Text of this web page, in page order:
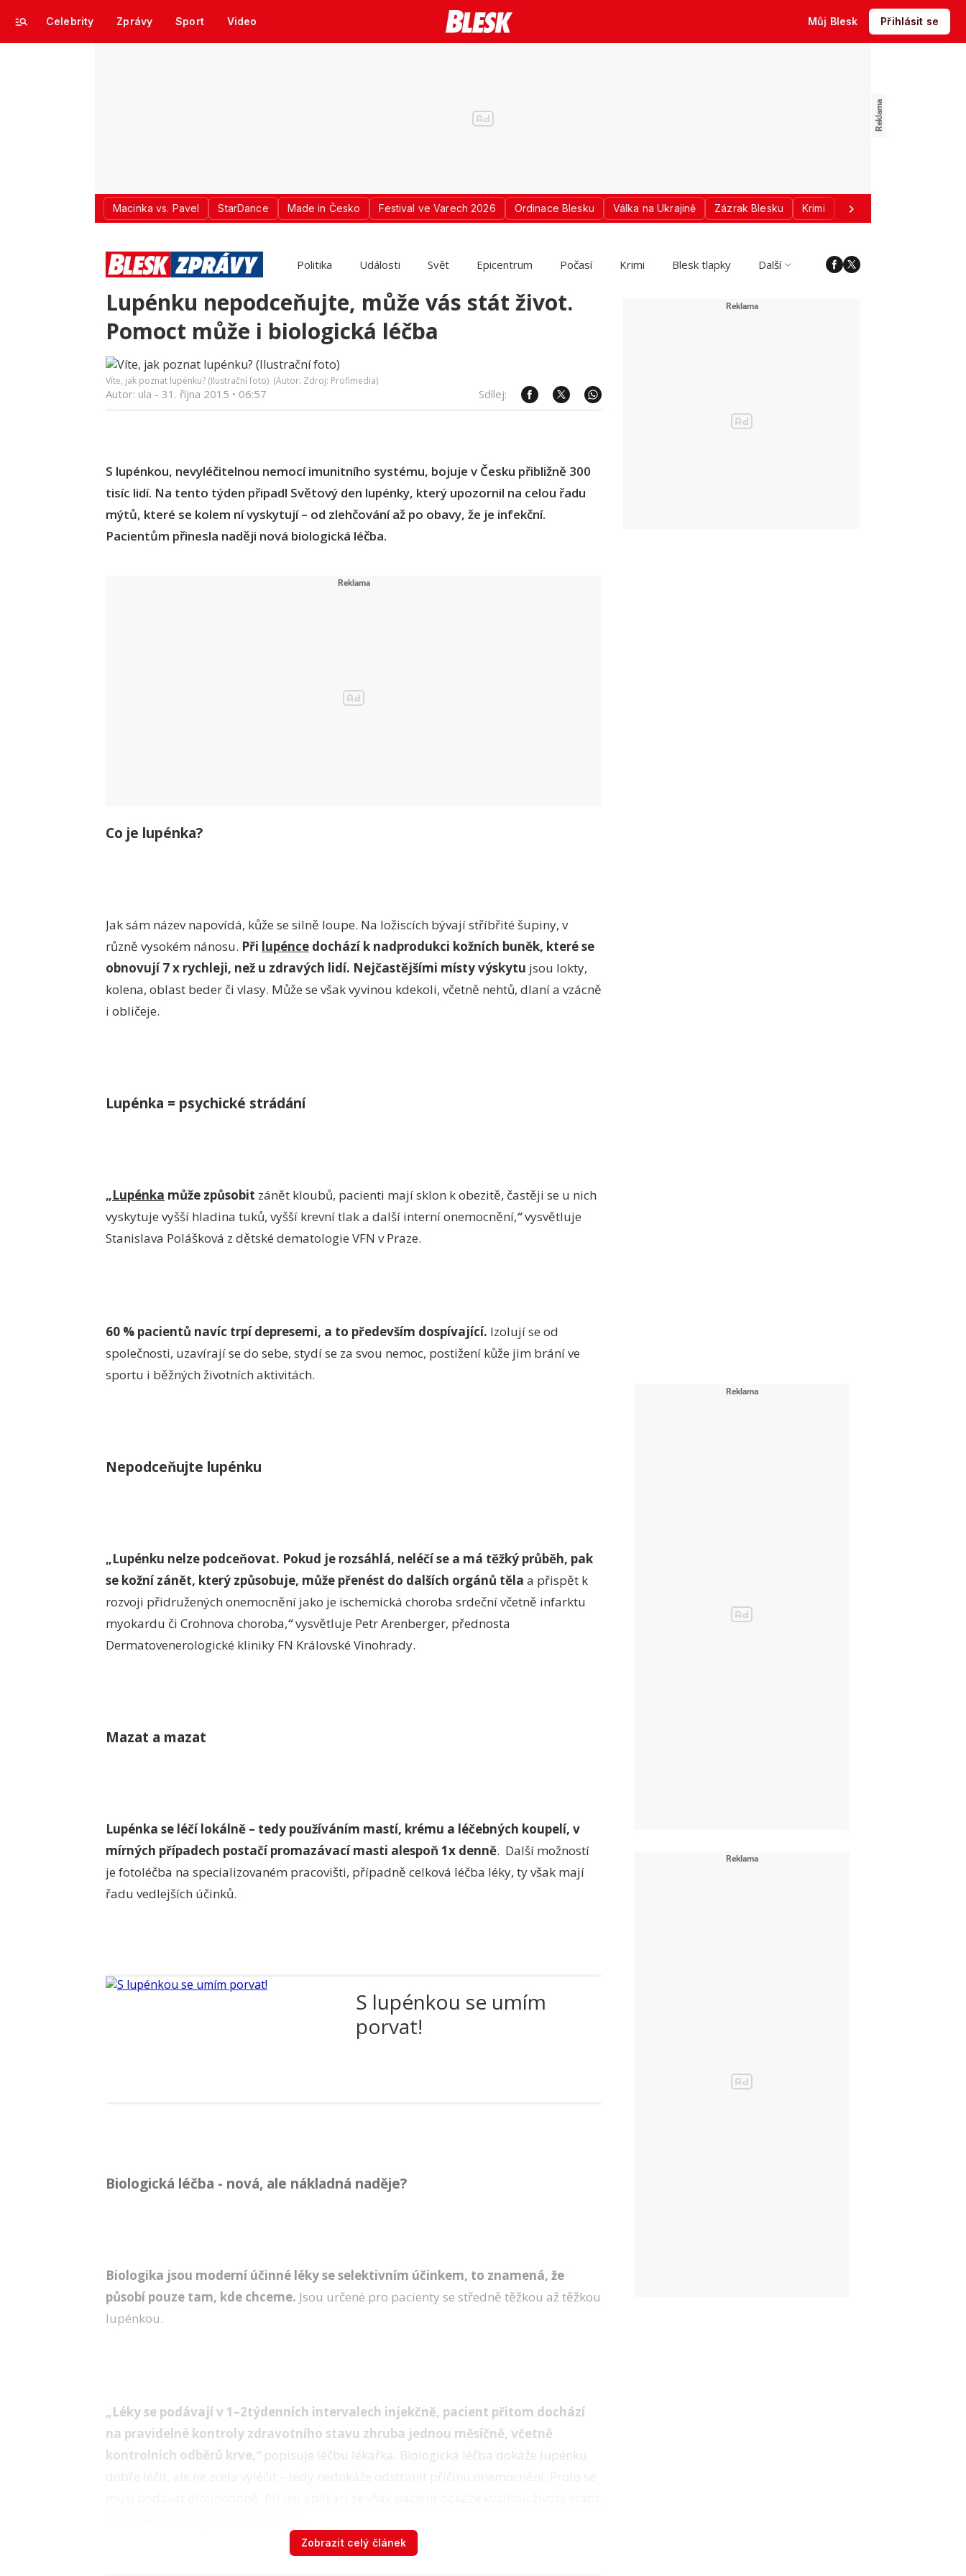
Celebrity Zprávy Sport Video Můj Blesk Přihlásit se
Macinka vs. Pavel StarDance Made in Česko Festival ve Varech 2026 Ordinace Blesku Válka na Ukrajině Zázrak Blesku Krimi Donald Trump
Politika Události Svět Epicentrum Počasí Krimi Blesk tlapky Další
Lupénku nepodceňujte, může vás stát život.
Pomoct může i biologická léčba
Víte, jak poznat lupénku? (Ilustrační foto) (Autor: Zdroj: Profimedia)
Autor: ula - 31. října 2015 • 06:57 Sdílej:
S lupénkou, nevyléčitelnou nemocí imunitního systému, bojuje v Česku přibližně 300
tisíc lidí. Na tento týden připadl Světový den lupénky, který upozornil na celou řadu
mýtů, které se kolem ní vyskytují – od zlehčování až po obavy, že je infekční.
Pacientům přinesla naději nová biologická léčba.
Co je lupénka?
Jak sám název napovídá, kůže se silně loupe. Na ložiscích bývají stříbřité šupiny, v
různě vysokém nánosu. Při lupénce dochází k nadprodukci kožních buněk, které se
obnovují 7 x rychleji, než u zdravých lidí. Nejčastějšími místy výskytu jsou lokty,
kolena, oblast beder či vlasy. Může se však vyvinou kdekoli, včetně nehtů, dlaní a vzácně
i obličeje.
Lupénka = psychické strádání
„Lupénka může způsobit zánět kloubů, pacienti mají sklon k obezitě, častěji se u nich
vyskytuje vyšší hladina tuků, vyšší krevní tlak a další interní onemocnění,“vysvětluje
Stanislava Polášková z dětské dematologie VFN v Praze.
60 % pacientů navíc trpí depresemi, a to především dospívající. Izolují se od
společnosti, uzavírají se do sebe, stydí se za svou nemoc, postižení kůže jim brání ve
sportu i běžných životních aktivitách.
Nepodceňujte lupénku
„Lupénku nelze podceňovat. Pokud je rozsáhlá, neléčí se a má těžký průběh, pak
se kožní zánět, který způsobuje, může přenést do dalších orgánů těla a přispět k
rozvoji přidružených onemocnění jako je ischemická choroba srdeční včetně infarktu
myokardu či Crohnova choroba,“vysvětluje Petr Arenberger, přednosta
Dermatovenerologické kliniky FN Královské Vinohrady.
Mazat a mazat
Lupénka se léčí lokálně – tedy používáním mastí, krému a léčebných koupelí, v
mírných případech postačí promazávací masti alespoň 1x denně. Další možností
je fotoléčba na specializovaném pracovišti, případně celková léčba léky, ty však mají
řadu vedlejších účinků.
S lupénkou se umím
porvat!
Biologická léčba - nová, ale nákladná naděje?
Biologika jsou moderní účinné léky se selektivním účinkem, to znamená, že
působí pouze tam, kde chceme. Jsou určené pro pacienty se středně těžkou až těžkou
lupénkou.
„Léky se podávají v 1–2týdenních intervalech injekčně, pacient přitom dochází
na pravidelné kontroly zdravotního stavu zhruba jednou měsíčně, včetně
kontrolních odběrů krve,“popisuje léčbu lékařka. Biologická léčba dokáže lupénku
Zobrazit celý článek